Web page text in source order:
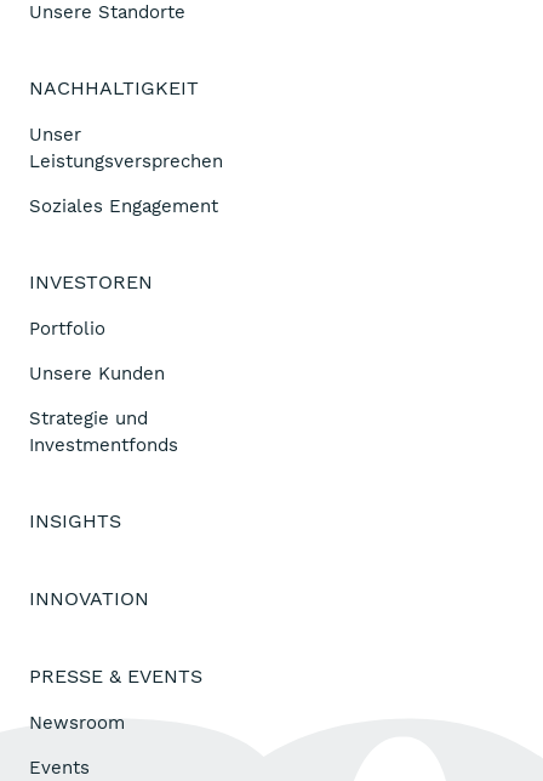
Unsere Standorte
NACHHALTIGKEIT
Unser
Leistungsversprechen
Soziales Engagement
INVESTOREN
Portfolio
Unsere Kunden
Strategie und
Investmentfonds
INSIGHTS
INNOVATION
PRESSE & EVENTS
Newsroom
Events